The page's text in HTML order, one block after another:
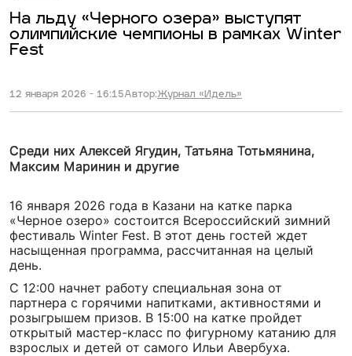
На льду «Черного озера» выступят
олимпийские чемпионы в рамках Winter
Fest
12 января 2026 - 16:15Автор:Журнал «Идель»
Среди них Алексей Ягудин, Татьяна Тотьмянина,
Максим Маринин и другие
16 января 2026 года в Казани на катке парка
«Черное озеро» состоится Всероссийский зимний
фестиваль Winter Fest. В этот день гостей ждет
насыщенная программа, рассчитанная на целый
день.
С 12:00 начнет работу специальная зона от
партнера с горячими напитками, активностями и
розыгрышем призов. В 15:00 на катке пройдет
открытый мастер-класс по фигурному катанию для
взрослых и детей от самого Ильи Авербуха.